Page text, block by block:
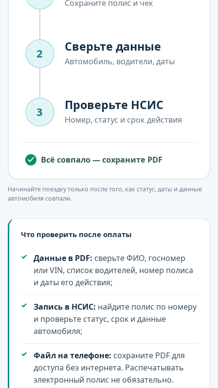
Начинайте поездку только после того, как статус, даты и данные
автомобиля совпали.
Что проверить после оплаты
Данные в PDF: сверьте ФИО, госномер
или VIN, список водителей, номер полиса
и даты его действия;
Запись в НСИС: найдите полис по номеру
и проверьте статус, срок и данные
автомобиля;
Файл на телефоне: сохраните PDF для
доступа без интернета. Распечатывать
электронный полис не обязательно.